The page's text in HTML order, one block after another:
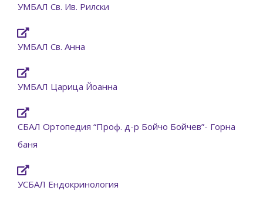
УМБАЛ Св. Ив. Рилски
УМБАЛ Св. Анна
УМБАЛ Царица Йоанна
СБАЛ Oртопедия “Проф. д-р Бойчо Бойчев”- Горна
баня
УСБАЛ Ендокринология